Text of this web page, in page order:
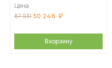
Цена
87 931 50 246
В корзину